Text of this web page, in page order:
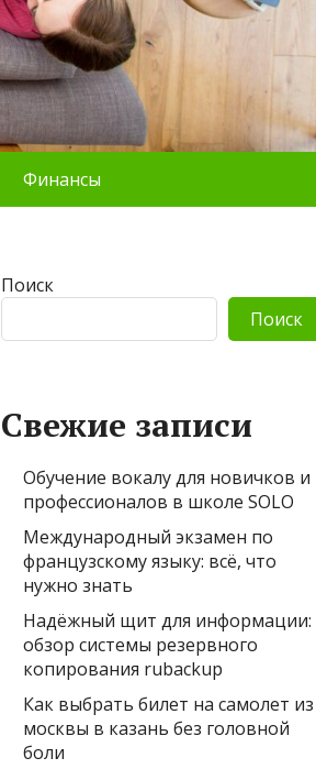
Финансы
Поиск
Поиск
Свежие записи
Обучение вокалу для новичков и
профессионалов в школе SOLO
Международный экзамен по
французскому языку: всё, что
нужно знать
Надёжный щит для информации:
обзор системы резервного
копирования rubackup
Как выбрать билет на самолет из
москвы в казань без головной
боли